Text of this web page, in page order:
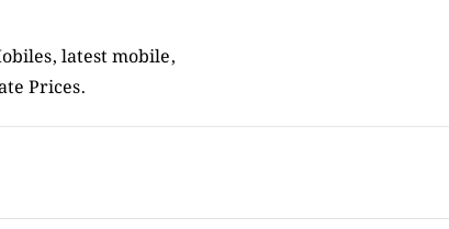
latest mobile,
Prices.